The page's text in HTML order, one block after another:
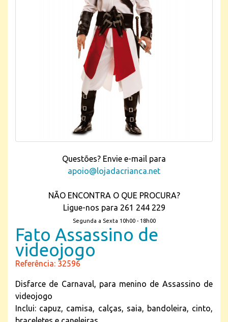
Questões? Envie e-mail para
apoio@lojadacrianca.net
NÃO ENCONTRA O QUE PROCURA?
Ligue-nos para 261 244 229
Segunda a Sexta 10h00 - 18h00
Fato Assassino de
videojogo
Referência: 32596
Disfarce de Carnaval, para menino de Assassino de
videojogo
Inclui: capuz, camisa, calças, saia, bandoleira, cinto,